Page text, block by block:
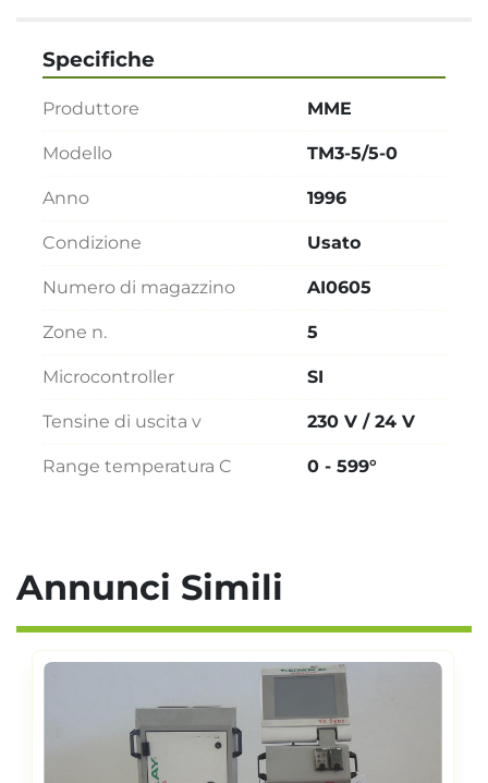
Specifiche
Produttore MME
Modello TM3-5/5-0
Anno 1996
Condizione Usato
Numero di magazzino AI0605
Zone n. 5
Microcontroller SI
Tensine di uscita v 230 V / 24 V
Range temperatura C 0 - 599°
Annunci Simili